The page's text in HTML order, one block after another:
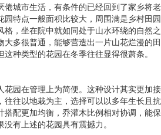
倦城市生活，有条件的已经回到了家乡将老
园特点一般面积比较大，周围满是乡村田园
格，坐在院中就如同处于山水环绕的自然之
多很普通，能够营造出一片山花烂漫的田
种类型的花园在冬季往往显得很萧条。
花园在管理上为简便。这种设计其实更加接
往往以地栽为主，选择可以以多年生长且抗
搭配更加均衡，乔灌木比例相对协调，能保
有上述的花园具有震撼力。